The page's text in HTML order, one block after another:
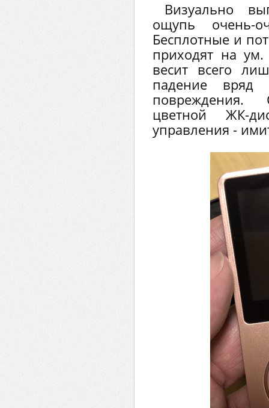
Визуально
ощупь очень-
Бесплотные и
приходят на
весит всего
падение вряд
повреждения.
цветной ЖК-
управления -